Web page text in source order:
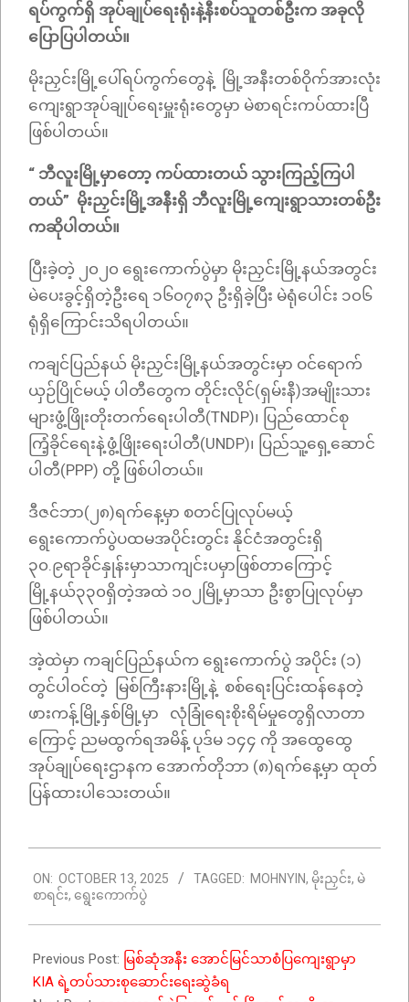
ရပ်ကွက်ရှိ အုပ်ချုပ်ရေးရုံးနဲ့နီးစပ်သူတစ်ဦးက အခုလို
ပြောပြပါတယ်။
မိုးညှင်းမြို့ပေါ်ရပ်ကွက်တွေနဲ့ မြို့အနီးတစ်ဝိုက်အားလုံး
ကျေးရွာအုပ်ချုပ်ရေးမှူးရုံးတွေမှာ မဲစာရင်းကပ်ထားပြီ
ဖြစ်ပါတယ်။
“ ဘီလူးမြို့မှာတော့ ကပ်ထားတယ် သွားကြည့်ကြပါ
တယ်” မိုးညှင်းမြို့အနီးရှိ ဘီလူးမြို့ကျေးရွာသားတစ်ဦး
ကဆိုပါတယ်။
ပြီးခဲ့တဲ့ ၂၀၂၀ ရွေးကောက်ပွဲမှာ မိုးညှင်းမြို့နယ်အတွင်း
မဲပေးခွင့်ရှိတဲ့ဦးရေ ၁၆၀၇၈၃ ဦးရှိခဲ့ပြီး မဲရုံပေါင်း ၁၀၆
ရုံရှိကြောင်းသိရပါတယ်။
ကချင်ပြည်နယ် မိုးညှင်းမြို့နယ်အတွင်းမှာ ဝင်ရောက်
ယှဉ်ပြိုင်မယ့် ပါတီတွေက တိုင်းလိုင်(ရှမ်းနီ)အမျိုးသား
များဖွံ့ဖြိုးတိုးတက်ရေးပါတီ(TNDP)၊ ပြည်ထောင်စု
ကြံ့ခိုင်ရေးနဲ့ဖွံ့ဖြိုးရေးပါတီ(UNDP)၊ ပြည်သူ့ရှေ့ဆောင်
ပါတီ(PPP) တို့ ဖြစ်ပါတယ်။
ဒီဇင်ဘာ(၂၈)ရက်နေ့မှာ စတင်ပြုလုပ်မယ့်
ရွေးကောက်ပွဲပထမအပိုင်းတွင်း နိုင်ငံအတွင်းရှိ
၃၀.၉ရာခိုင်နှုန်းမှာသာကျင်းပမှာဖြစ်တာကြောင့်
မြို့နယ်၃၃၀ရှိတဲ့အထဲ ၁၀၂မြို့မှာသာ ဦးစွာပြုလုပ်မှာ
ဖြစ်ပါတယ်။
အဲ့ထဲမှာ ကချင်ပြည်နယ်က ရွေးကောက်ပွဲ အပိုင်း (၁)
တွင်ပါဝင်တဲ့ မြစ်ကြီးနားမြို့နဲ့ စစ်ရေးပြင်းထန်နေတဲ့
ဖားကန့်မြို့နှစ်မြို့မှာ လုံခြုံရေးစိုးရိမ်မှုတွေရှိလာတာ
ကြောင့် ညမထွက်ရအမိန့် ပုဒ်မ ၁၄၄ ကို အထွေထွေ
အုပ်ချုပ်ရေးဌာနက အောက်တိုဘာ (၈)ရက်နေ့မှာ ထုတ်
ပြန်ထားပါသေးတယ်။
10-
13
ON: OCTOBER 13, 2025 TAGGED: MOHNYIN, မိုးညှင်း, မဲ
စာရင်း, ရွေးကောက်ပွဲ
Previous Post: မြစ်ဆုံအနီး အောင်မြင်သာစံပြကျေးရွာမှာ
KIA ရဲ့တပ်သားစုဆောင်းရေးဆွဲခံရ